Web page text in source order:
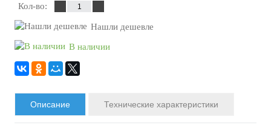
Кол-во:
Нашли дешевле
В наличии
Описание Технические характеристики